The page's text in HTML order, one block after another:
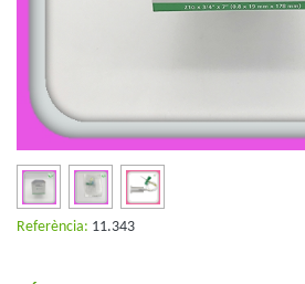
Referència: 11.343